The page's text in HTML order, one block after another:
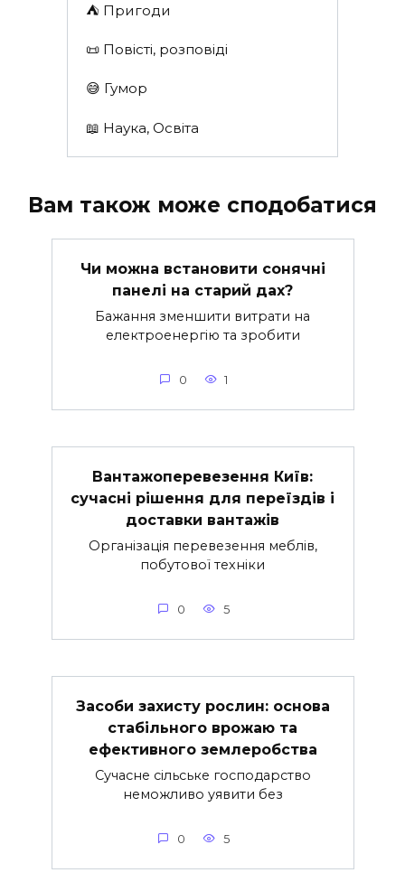
⛺️ Пригоди
📜 Повісті, розповіді
😅 Гумор
📖 Наука, Освіта
Вам також може сподобатися
Чи можна встановити сонячні
панелі на старий дах?
Бажання зменшити витрати на
електроенергію та зробити
0 1
Вантажоперевезення Київ:
сучасні рішення для переїздів і
доставки вантажів
Організація перевезення меблів,
побутової техніки
0 5
Засоби захисту рослин: основа
стабільного врожаю та
ефективного землеробства
Сучасне сільське господарство
неможливо уявити без
0 5